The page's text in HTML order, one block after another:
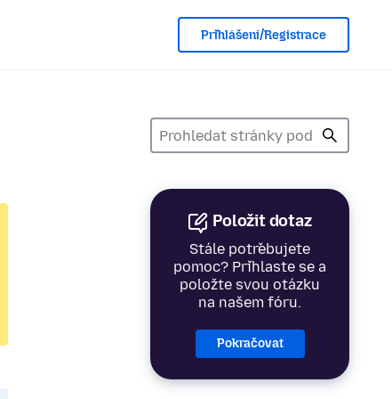
Přihlášení/Registrace
Položit dotaz
Stále potřebujete
pomoc? Přihlaste se a
položte svou otázku
na našem fóru.
Pokračovat